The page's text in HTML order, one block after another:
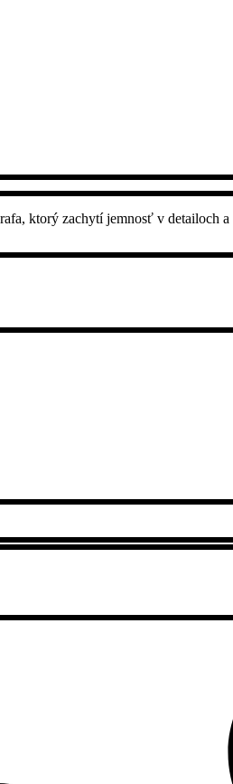
ktorý zachytí jemnosť v detailoch